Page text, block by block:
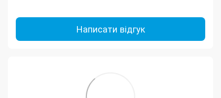
Написати відгук